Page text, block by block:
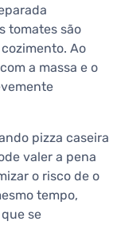
tomates são
Ao
a massa e o
pizza caseira
valer a pena
o risco de o
tempo,
se